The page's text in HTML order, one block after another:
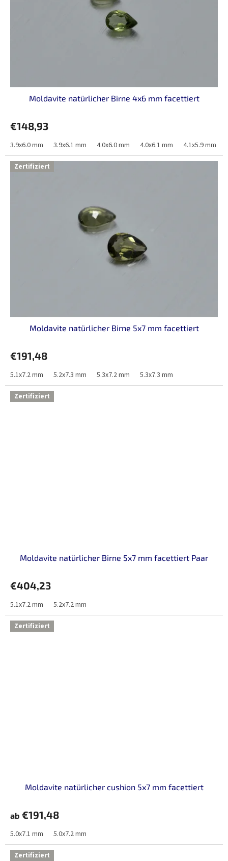
Moldavite natürlicher Birne 4x6 mm facettiert
€148,93
3.9x6.0 mm 3.9x6.1 mm 4.0x6.0 mm 4.0x6.1 mm 4.1x5.9 mm
Zertifiziert
Moldavite natürlicher Birne 5x7 mm facettiert
€191,48
5.1x7.2 mm 5.2x7.3 mm 5.3x7.2 mm 5.3x7.3 mm
Zertifiziert
Moldavite natürlicher Birne 5x7 mm facettiert Paar
€404,23
5.1x7.2 mm 5.2x7.2 mm
Zertifiziert
Moldavite natürlicher cushion 5x7 mm facettiert
ab €191,48
5.0x7.1 mm 5.0x7.2 mm
Zertifiziert